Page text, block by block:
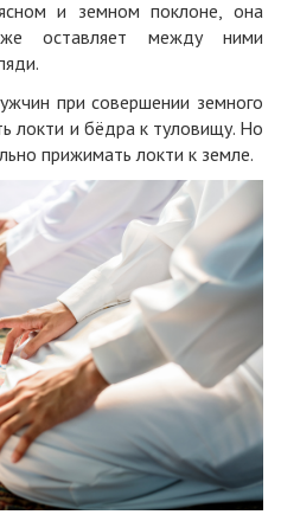
и земном поклоне, она
оставляет между ними
при совершении земного
локти и бёдра к туловищу. Но
прижимать локти к земле.